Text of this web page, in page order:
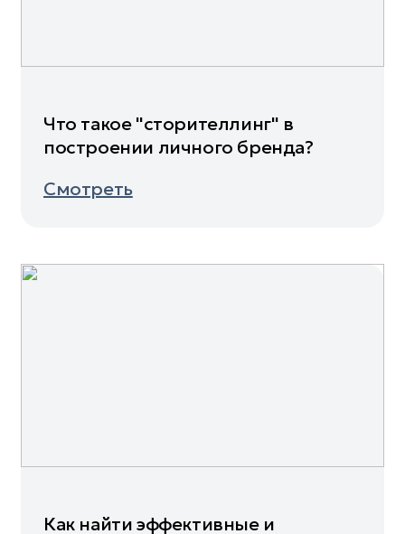
Что такое "сторителлинг" в
построении личного бренда?
Смотреть
Как найти эффективные и